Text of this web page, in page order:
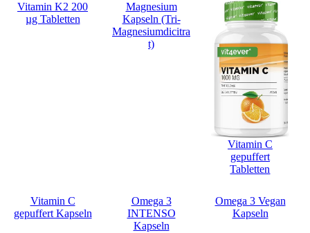
Vitamin K2 200
µg Tabletten
Magnesium
Kapseln (Tri-
Magnesiumdicitra
t)
Vitamin C
gepuffert
Tabletten
Vitamin C
gepuffert Kapseln
Omega 3
INTENSO
Kapseln
Omega 3 Vegan
Kapseln